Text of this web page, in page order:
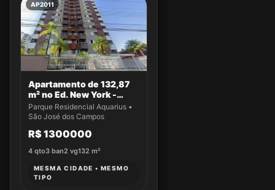
AP2011
Apartamento de 132,87
m² no Ed. New York -
Apto 43
Parque Residencial Aquarius •
São José dos Campos
R$ 1300000
4 qto3 ban2 vg132 m²
MESMA CIDADE • MESMO
TIPO